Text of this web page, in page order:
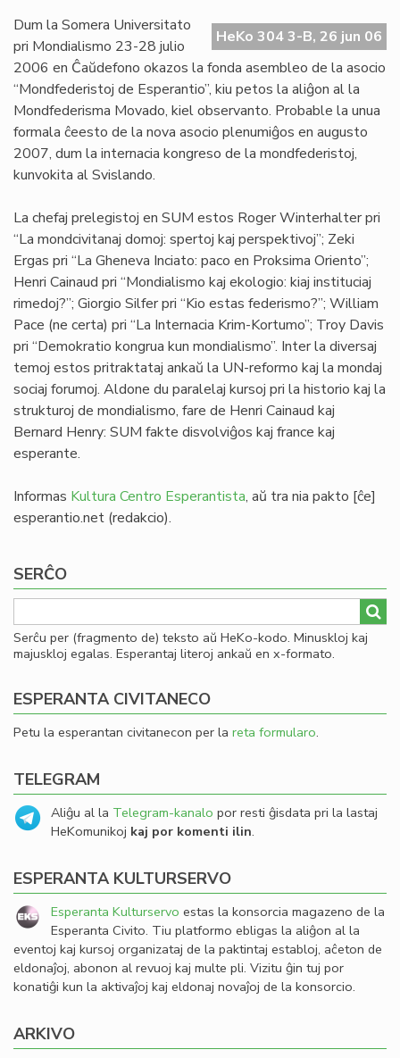
HeKo 304 3-B, 26 jun 06
Dum la Somera Universitato
pri Mondialismo 23-28 julio
2006 en Ĉaŭdefono okazos la fonda asembleo de la asocio
“Mondfederistoj de Esperantio”, kiu petos la aliĝon al la
Mondfederisma Movado, kiel observanto. Probable la unua
formala ĉeesto de la nova asocio plenumiĝos en augusto
2007, dum la internacia kongreso de la mondfederistoj,
kunvokita al Svislando.
La chefaj prelegistoj en SUM estos Roger Winterhalter pri
“La mondcivitanaj domoj: spertoj kaj perspektivoj”; Zeki
Ergas pri “La Gheneva Inciato: paco en Proksima Oriento”;
Henri Cainaud pri “Mondialismo kaj ekologio: kiaj instituciaj
rimedoj?”; Giorgio Silfer pri “Kio estas federismo?”; William
Pace (ne certa) pri “La Internacia Krim-Kortumo”; Troy Davis
pri “Demokratio kongrua kun mondialismo”. Inter la diversaj
temoj estos pritraktataj ankaŭ la UN-reformo kaj la mondaj
sociaj forumoj. Aldone du paralelaj kursoj pri la historio kaj la
strukturoj de mondialismo, fare de Henri Cainaud kaj
Bernard Henry: SUM fakte disvolviĝos kaj france kaj
esperante.
Informas Kultura Centro Esperantista, aŭ tra nia pakto [ĉe]
esperantio.net (redakcio).
SERĈO
Serĉu per (fragmento de) teksto aŭ HeKo-kodo. Minuskloj kaj
majuskloj egalas. Esperantaj literoj ankaŭ en x-formato.
ESPERANTA CIVITANECO
Petu la esperantan civitanecon per la reta formularo.
TELEGRAM
Aliĝu al la Telegram-kanalo por resti ĝisdata pri la lastaj
HeKomunikoj kaj por komenti ilin.
ESPERANTA KULTURSERVO
Esperanta Kulturservo estas la konsorcia magazeno de la
Esperanta Civito. Tiu platformo ebligas la aliĝon al la
eventoj kaj kursoj organizataj de la paktintaj establoj, aĉeton de
eldonaĵoj, abonon al revuoj kaj multe pli. Vizitu ĝin tuj por
konatiĝi kun la aktivaĵoj kaj eldonaj novaĵoj de la konsorcio.
ARKIVO